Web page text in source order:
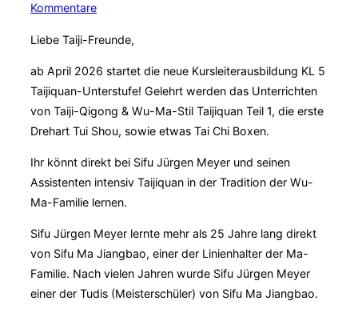
Kommentare
Liebe Taiji-Freunde,
ab April 2026 startet die neue Kursleiterausbildung KL 5
Taijiquan-Unterstufe! Gelehrt werden das Unterrichten
von Taiji-Qigong & Wu-Ma-Stil Taijiquan Teil 1, die erste
Drehart Tui Shou, sowie etwas Tai Chi Boxen.
Ihr könnt direkt bei Sifu Jürgen Meyer und seinen
Assistenten intensiv Taijiquan in der Tradition der Wu-
Ma-Familie lernen.
Sifu Jürgen Meyer lernte mehr als 25 Jahre lang direkt
von Sifu Ma Jiangbao, einer der Linienhalter der Ma-
Familie. Nach vielen Jahren wurde Sifu Jürgen Meyer
einer der Tudis (Meisterschüler) von Sifu Ma Jiangbao.